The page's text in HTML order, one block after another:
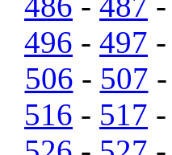
496 - 497 -
506 - 507 -
516 - 517 -